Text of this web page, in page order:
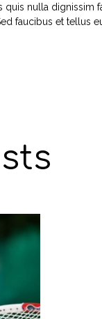
nulla dignissim
faucibus et tellus